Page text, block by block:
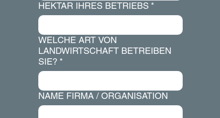
HEKTAR IHRES BETRIEBS *
WELCHE ART VON
LANDWIRTSCHAFT BETREIBEN
SIE? *
NAME FIRMA / ORGANISATION